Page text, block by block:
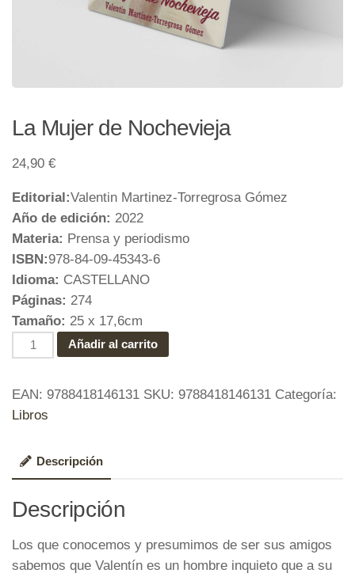
La Mujer de Nochevieja
24,90 €
Editorial:Valentin Martinez-Torregrosa Gómez
Año de edición: 2022
Materia: Prensa y periodismo
ISBN:978-84-09-45343-6
Idioma: CASTELLANO
Páginas: 274
Tamaño: 25 x 17,6cm
Mujer
Nochevieja
cantidad
Añadir al carrito
EAN: 9788418146131 SKU: 9788418146131 Categoría:
Libros
Descripción
Descripción
Los que conocemos y presumimos de ser sus amigos
sabemos que Valentín es un hombre inquieto que a su